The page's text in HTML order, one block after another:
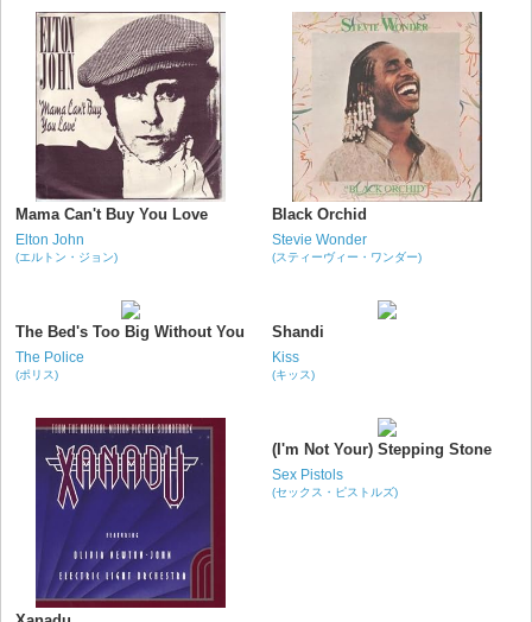
Mama Can't Buy You Love
Elton John
(エルトン・ジョン)
Black Orchid
Stevie Wonder
(スティーヴィー・ワンダー)
The Bed's Too Big Without You
The Police
(ポリス)
Shandi
Kiss
(キッス)
(I'm Not Your) Stepping Stone
Sex Pistols
(セックス・ピストルズ)